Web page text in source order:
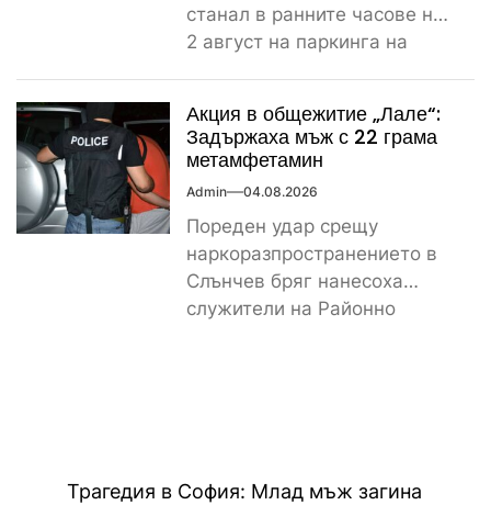
станал в ранните часове на
2 август на паркинга на
Акция в общежитие „Лале“:
Задържаха мъж с 22 грама
метамфетамин
Admin 04.08.2026
Пореден удар срещу
наркоразпространението в
Слънчев бряг нанесоха
служители на Районно
Навигация
Трагедия в София: Млад мъж загина